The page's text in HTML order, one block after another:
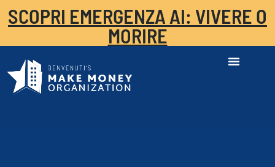
SCOPRI EMERGENZA AI: VIVERE O
MORIRE